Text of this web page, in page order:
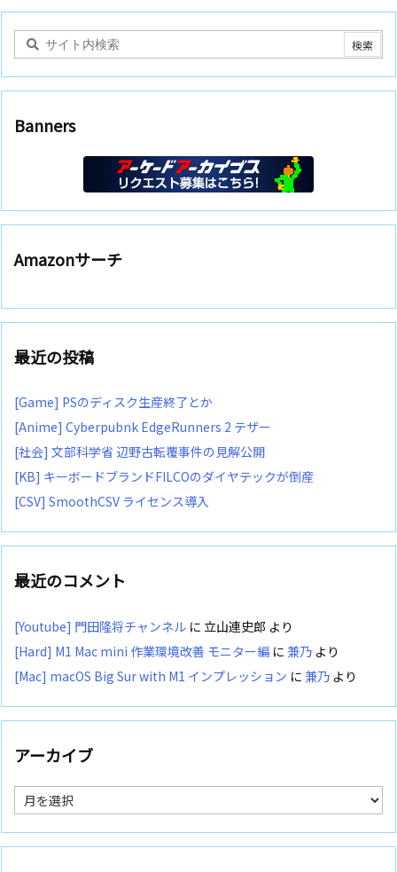
Banners
Amazonサーチ
最近の投稿
[Game] PSのディスク生産終了とか
[Anime] Cyberpubnk EdgeRunners 2 テザー
[社会] 文部科学省 辺野古転覆事件の見解公開
[KB] キーボードブランドFILCOのダイヤテックが倒産
[CSV] SmoothCSV ライセンス導入
最近のコメント
[Youtube] 門田隆将チャンネル に 立山連史郎 より
[Hard] M1 Mac mini 作業環境改善 モニター編 に 兼乃 より
[Mac] macOS Big Sur with M1 インプレッション に 兼乃 より
アーカイブ
ア
ー
カ
イ